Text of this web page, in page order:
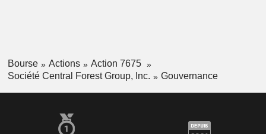
Bourse Actions
Action 7675
Société Central Forest Group, Inc.
Gouvernance